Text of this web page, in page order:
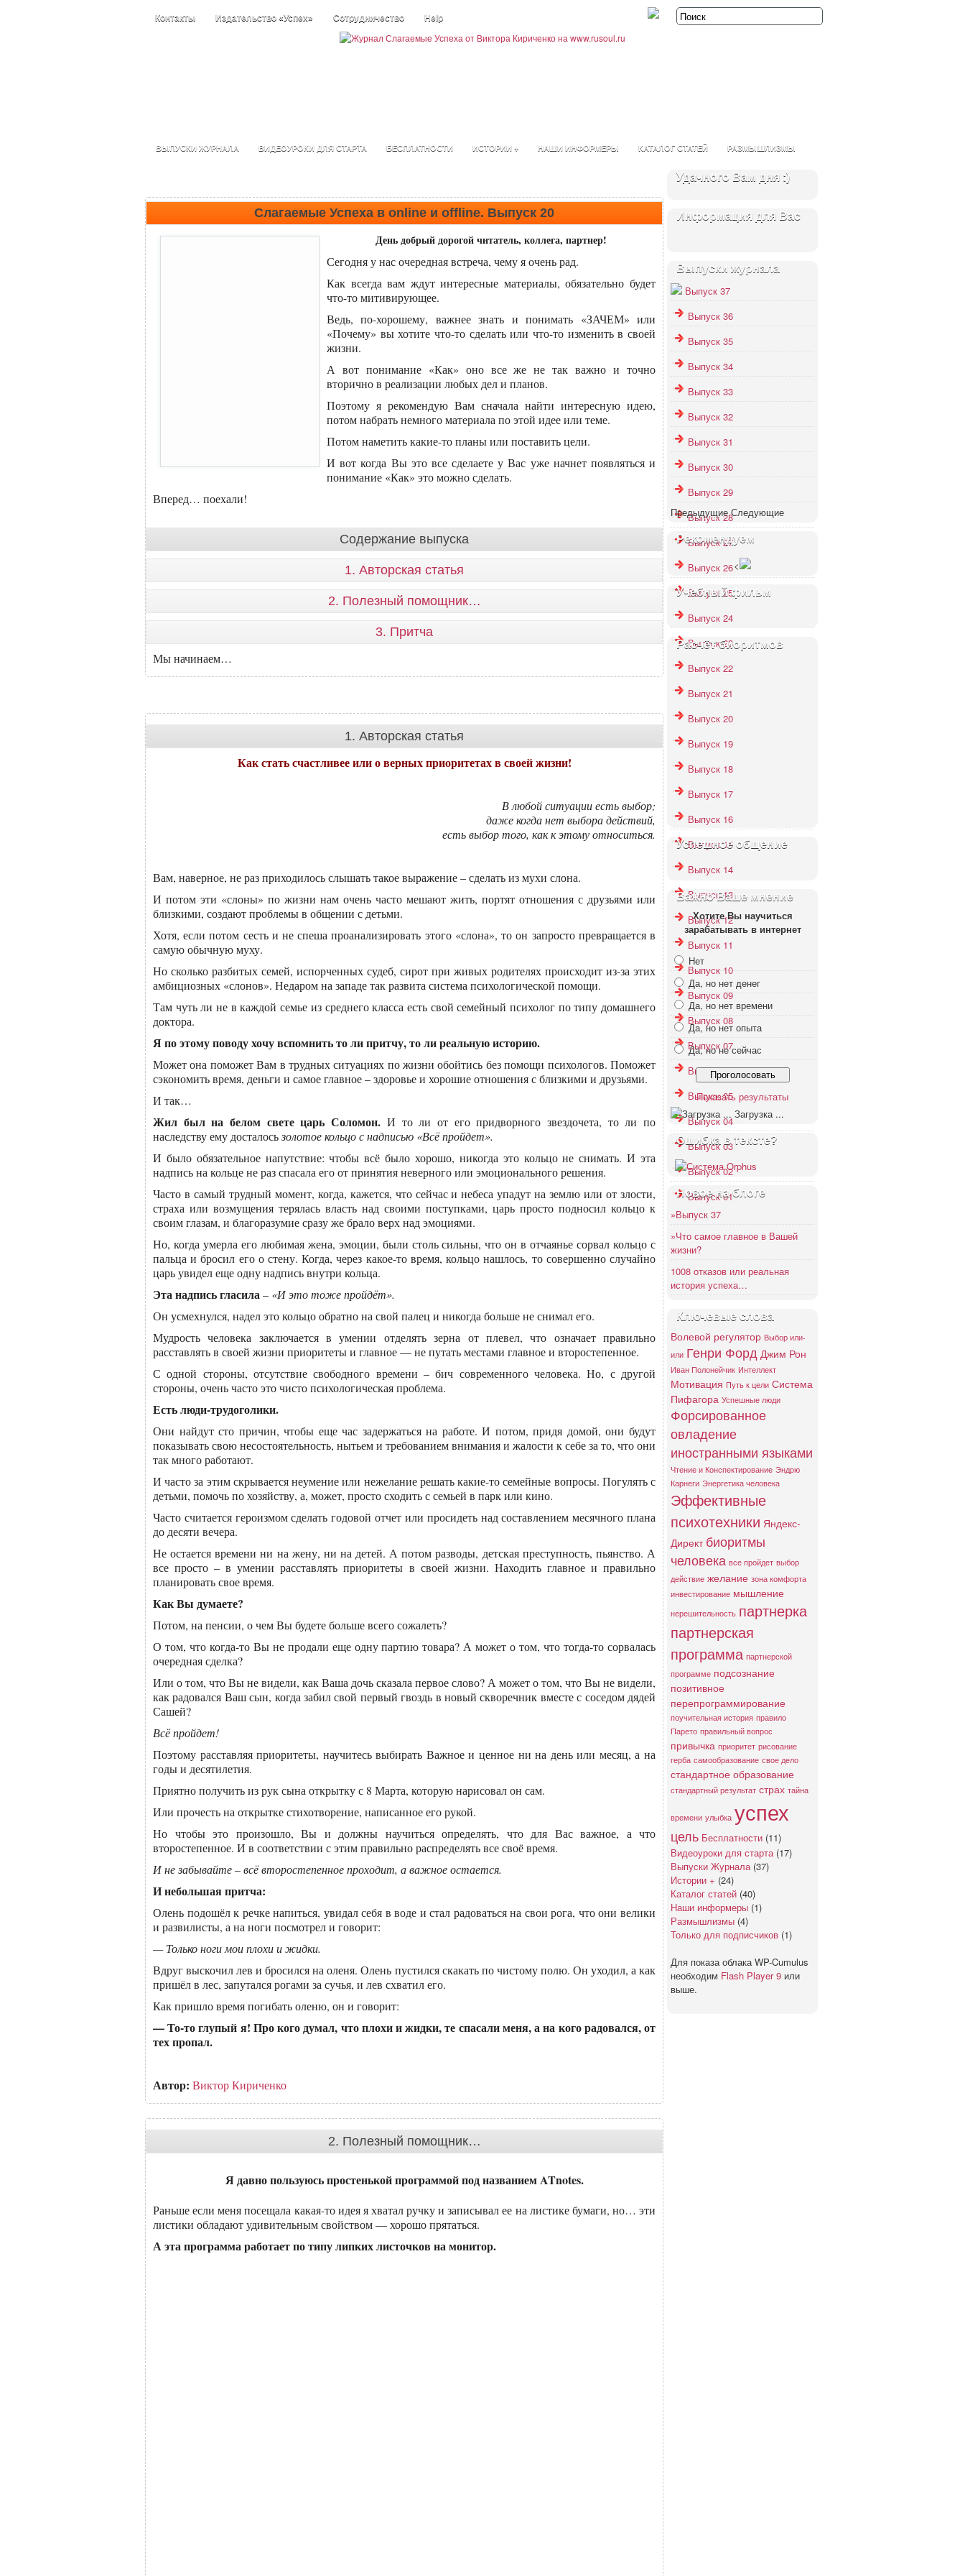
Контакты Издательство «Успех» Сотрудничество Help
ВЫПУСКИ ЖУРНАЛА ВИДЕОУРОКИ ДЛЯ СТАРТА БЕСПЛАТНОСТИ ИСТОРИИ + НАШИ ИНФОРМЕРЫ КАТАЛОГ СТАТЕЙ РАЗМЫШЛИЗМЫ
Слагаемые Успеха в online и offline. Выпуск 20
День добрый дорогой читатель, коллега, партнер!
Сегодня у нас очередная встреча, чему я очень рад.
Как всегда вам ждут интересные материалы, обязательно будет
что-то митивирующее.
Ведь, по-хорошему, важнее знать и понимать «ЗАЧЕМ» или
«Почему» вы хотите что-то сделать или что-то изменить в своей
жизни.
А вот понимание «Как» оно все же не так важно и точно
вторично в реализации любых дел и планов.
Поэтому я рекомендую Вам сначала найти интересную идею,
потом набрать немного материала по этой идее или теме.
Потом наметить какие-то планы или поставить цели.
И вот когда Вы это все сделаете у Вас уже начнет появляться и
понимание «Как» это можно сделать.
Вперед… поехали!
Содержание выпуска
1. Авторская статья
2. Полезный помощник…
3. Притча
Мы начинаем…
1. Авторская статья
Как стать счастливее или о верных приоритетах в своей жизни!
В любой ситуации есть выбор;
даже когда нет выбора действий,
есть выбор того, как к этому относиться.
Вам, наверное, не раз приходилось слышать такое выражение – сделать из мухи слона.
И потом эти «слоны» по жизни нам очень часто мешают жить, портят отношения с друзьями или
близкими, создают проблемы в общении с детьми.
Хотя, если потом сесть и не спеша проанализировать этого «слона», то он запросто превращается в
самую обычную муху.
Но сколько разбитых семей, испорченных судеб, сирот при живых родителях происходит из-за этих
амбициозных «слонов». Недаром на западе так развита система психологической помощи.
Там чуть ли не в каждой семье из среднего класса есть свой семейный психолог по типу домашнего
доктора.
Я по этому поводу хочу вспомнить то ли притчу, то ли реальную историю.
Может она поможет Вам в трудных ситуациях по жизни обойтись без помощи психологов. Поможет
сэкономить время, деньги и самое главное – здоровье и хорошие отношения с близкими и друзьями.
И так…
Жил был на белом свете царь Соломон. И то ли от его придворного звездочета, то ли по
наследству ему досталосьзолотое кольцо с надписью «Всё пройдет».
И было обязательное напутствие: чтобы всё было хорошо, никогда это кольцо не снимать. И эта
надпись на кольце не раз спасала его от принятия неверного или эмоционального решения.
Часто в самый трудный момент, когда, кажется, что сейчас и небеса упадут на землю или от злости,
страха или возмущения терялась власть над своими поступками, царь просто подносил кольцо к
своим глазам, и благоразумие сразу же брало верх над эмоциями.
Но, когда умерла его любимая жена, эмоции, были столь сильны, что он в отчаянье сорвал кольцо с
пальца и бросил его о стену. Когда, через какое-то время, кольцо нашлось, то совершенно случайно
царь увидел еще одну надпись внутри кольца.
Эта надпись гласила– «И это тоже пройдёт».
Он усмехнулся, надел это кольцо обратно на свой палец и никогда больше не снимал его.
Мудрость человека заключается в умении отделять зерна от плевел, что означает правильно
расставлять в своей жизни приоритеты и главное — не путать местами главное и второстепенное.
С одной стороны, отсутствие свободного времени – бич современного человека. Но, с другой
стороны, очень часто это чисто психологическая проблема.
Есть люди-трудоголики.
Они найдут сто причин, чтобы еще час задержаться на работе. И потом, придя домой, они будут
показывать свою несостоятельность, нытьем и требованием внимания и жалости к себе за то, что они
так много работают.
И часто за этим скрывается неумение или нежелание решать какие-то семейные вопросы. Погулять с
детьми, помочь по хозяйству, а, может, просто сходить с семьей в парк или кино.
Часто считается героизмом сделать годовой отчет или просидеть над составлением месячного плана
до десяти вечера.
Не остается времени ни на жену, ни на детей. А потом разводы, детская преступность, пьянство. А
все просто – в умении расставлять приоритеты в своей жизни. Находить главное и правильно
планировать свое время.
Как Вы думаете?
Потом, на пенсии, о чем Вы будете больше всего сожалеть?
О том, что когда-то Вы не продали еще одну партию товара? А может о том, что тогда-то сорвалась
очередная сделка?
Или о том, что Вы не видели, как Ваша дочь сказала первое слово? А может о том, что Вы не видели,
как радовался Ваш сын, когда забил свой первый гвоздь в новый скворечник вместе с соседом дядей
Сашей?
Всё пройдет!
Поэтому расставляя приоритеты, научитесь выбирать Важное и ценное ни на день или месяц, а на
годы и десятилетия.
Приятно получить из рук сына открытку с 8 Марта, которую нарисовал он сам.
Или прочесть на открытке стихотворение, написанное его рукой.
Но чтобы это произошло, Вы и должны научиться определять, что для Вас важное, а что
второстепенное. И в соответствии с этим правильно распределять все своё время.
И не забывайте – всё второстепенное проходит, а важное остается.
И небольшая притча:
Олень подошёл к речке напиться, увидал себя в воде и стал радоваться на свои рога, что они велики
и развилисты, а на ноги посмотрел и говорит:
— Только ноги мои плохи и жидки.
Вдруг выскочил лев и бросился на оленя. Олень пустился скакать по чистому полю. Он уходил, а как
пришёл в лес, запутался рогами за сучья, и лев схватил его.
Как пришло время погибать оленю, он и говорит:
— То-то глупый я! Про кого думал, что плохи и жидки, те спасали меня, а на кого радовался, от
тех пропал.
Автор: Виктор Кириченко
2. Полезный помощник…
Я давно пользуюсь простенькой программой под названием ATnotes.
Раньше если меня посещала какая-то идея я хватал ручку и записывал ее на листике бумаги, но… эти
листики обладают удивительным свойством — хорошо прятаться.
А эта программа работает по типу липких листочков на монитор.
Удачного Вам дня :)
Информация для Вас
Выпуски журнала
Выпуск 37
Выпуск 36
Выпуск 35
Выпуск 34
Выпуск 33
Выпуск 32
Выпуск 31
Выпуск 30
Выпуск 29
Выпуск 28
Выпуск 27
Выпуск 26
Выпуск 25
Выпуск 24
Выпуск 23
Выпуск 22
Выпуск 21
Выпуск 20
Выпуск 19
Выпуск 18
Выпуск 17
Выпуск 16
Выпуск 15
Выпуск 14
Выпуск 13
Выпуск 12
Выпуск 11
Выпуск 10
Выпуск 09
Выпуск 08
Выпуск 07
Выпуск 06
Выпуск 05
Выпуск 04
Выпуск 03
Выпуск 02
Выпуск 01
Предыдущие Следующие
Рекомендуем
<
Учебный фильм
Расчёт биоритмов
Успешное общение
Важно Ваше мнение
Хотите Вы научиться
зарабатывать в интернет
Нет
Да, но нет денег
Да, но нет времени
Да, но нет опыта
Да, но не сейчас
Показать результаты
Загрузка ...
Ошибка в тексте?
Новое на блоге
»Выпуск 37
»Что самое главное в Вашей
жизни?
1008 отказов или реальная
история успеха…
Ключевые слова
Волевой регулятор Выбор или-
или Генри Форд Джим Рон
Иван Полонейчик Интеллект
Мотивация Путь к цели Система
Пифагора Успешные люди
Форсированное
овладение
иностранными языками
Чтение и Конспектирование Эндрю
Карнеги Энергетика человека
Эффективные
психотехники Яндекс-
Директ биоритмы
человека все пройдет выбор
действие желание зона комфорта
инвестирование мышление
нерешительность партнерка
партнерская
программа партнерской
программе подсознание
позитивное
перепрограммирование
поучительная история правило
Парето правильный вопрос
привычка приоритет рисование
герба самообразование свое дело
стандартное образование
стандартный результат страх тайна
времени улыбка успех
цель Бесплатности (11)
Видеоуроки для старта (17)
Выпуски Журнала (37)
Истории + (24)
Каталог статей (40)
Наши информеры (1)
Размышлизмы (4)
Только для подписчиков (1)
Для показа облака WP-Cumulus
необходим Flash Player 9 или
выше.